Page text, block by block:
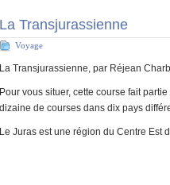
La Transjurassienne
Voyage
La Transjurassienne, par Réjean
Pour vous situer, cette course fait
dizaine de courses dans dix pays
Le Juras est une région du Centre Est